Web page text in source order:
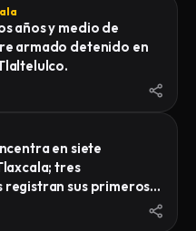
años y medio de
armado detenido en
en siete
tres
registran sus primeros